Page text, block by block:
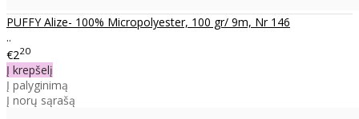
PUFFY Alize- 100% Micropolyester, 100 gr/ 9m, Nr 146
..
€220
Į krepšelį
Į palyginimą
Į norų sąrašą